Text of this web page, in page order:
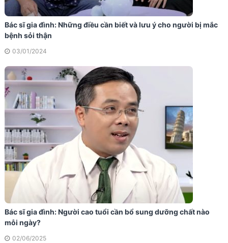
Bác sĩ gia đình: Những điều cần biết và lưu ý cho người bị mắc
bệnh sỏi thận
03/01/2024
Bác sĩ gia đình: Người cao tuổi cần bổ sung dưỡng chất nào
mỗi ngày?
02/06/2025